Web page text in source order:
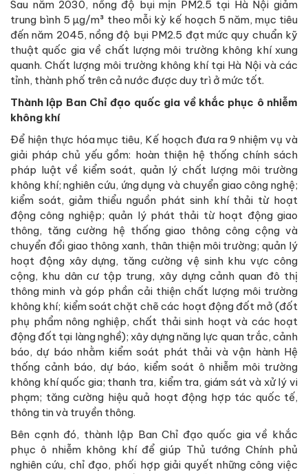
Sau năm 2030, nồng độ bụi mịn PM2.5 tại Hà Nội giảm
trung bình 5 µg/m³ theo mỗi kỳ kế hoạch 5 năm, mục tiêu
đến năm 2045, nồng độ bụi PM2.5 đạt mức quy chuẩn kỹ
thuật quốc gia về chất lượng môi trường không khí xung
quanh. Chất lượng môi trường không khí tại Hà Nội và các
tỉnh, thành phố trên cả nước được duy trì ở mức tốt.
Thành lập Ban Chỉ đạo quốc gia về khắc phục ô nhiễm
không khí
Để hiện thực hóa mục tiêu, Kế hoạch đưa ra 9 nhiệm vụ và
giải pháp chủ yếu gồm: hoàn thiện hệ thống chính sách
pháp luật về kiểm soát, quản lý chất lượng môi trường
không khí; nghiên cứu, ứng dụng và chuyển giao công nghệ;
kiểm soát, giảm thiểu nguồn phát sinh khí thải từ hoạt
động công nghiệp; quản lý phát thải từ hoạt động giao
thông, tăng cường hệ thống giao thông công cộng và
chuyển đổi giao thông xanh, thân thiện môi trường; quản lý
hoạt động xây dựng, tăng cường vệ sinh khu vực công
cộng, khu dân cư tập trung, xây dựng cảnh quan đô thị
thông minh và góp phần cải thiện chất lượng môi trường
không khí; kiểm soát chặt chẽ các hoạt động đốt mở (đốt
phụ phẩm nông nghiệp, chất thải sinh hoạt và các hoạt
động đốt tại làng nghề); xây dựng năng lực quan trắc, cảnh
báo, dự báo nhằm kiểm soát phát thải và vận hành Hệ
thống cảnh báo, dự báo, kiểm soát ô nhiễm môi trường
không khí quốc gia; thanh tra, kiểm tra, giám sát và xử lý vi
phạm; tăng cường hiệu quả hoạt động hợp tác quốc tế,
thông tin và truyền thông.
Bên cạnh đó, thành lập Ban Chỉ đạo quốc gia về khắc
phục ô nhiễm không khí để giúp Thủ tướng Chính phủ
nghiên cứu, chỉ đạo, phối hợp giải quyết những công việc